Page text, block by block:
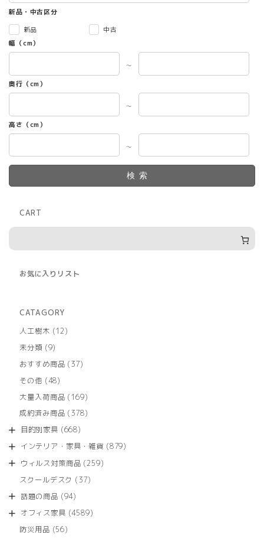
新品・中古区分
新品
中古
幅（cm）
～
奥行（cm）
～
高さ（cm）
～
検索
CART
お気に入りリスト
CATAGORY
人工樹木
1212
商
未分類 99
の
商
おすすめ商品 3737
商
その他 4848
の
商
大量入荷商品 169169
の
成約済み商品 378378
商
目的別家具 668668
の
商
インテリア・家具・雑貨 879879
ウィルス対策商品 259259
スクールデスク 3737
商
話題の商品 9494
の
オフィス家具 45894589
防災用品 5656